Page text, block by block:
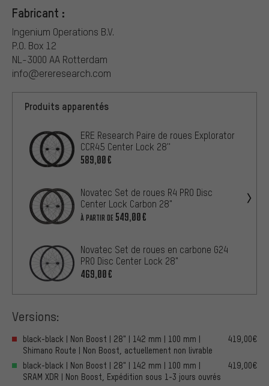
Fabricant :
Ingenium Operations B.V.
P.O. Box 12
NL-3000 AA Rotterdam
info@ereresearch.com
Produits apparentés
ERE Research Paire de roues Explorator
CCR45 Center Lock 28''
589,00€
Novatec Set de roues R4 PRO Disc
Center Lock Carbon 28"
À PARTIR DE 549,00€
Novatec Set de roues en carbone G24
PRO Disc Center Lock 28"
469,00€
Versions:
black-black | Non Boost | 28" | 142 mm | 100 mm |
Shimano Route | Non Boost, actuellement non livrable
419,00€
black-black | Non Boost | 28" | 142 mm | 100 mm |
SRAM XDR | Non Boost, Expédition sous 1-3 jours ouvrés
419,00€